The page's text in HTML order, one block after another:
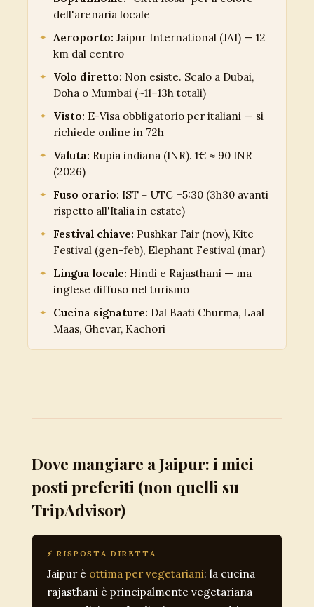
dell'arenaria locale
Aeroporto: Jaipur International (JAI) — 12
km dal centro
Volo diretto: Non esiste. Scalo a Dubai,
Doha o Mumbai (~11–13h totali)
Visto: E-Visa obbligatorio per italiani — si
richiede online in 72h
Valuta: Rupia indiana (INR). 1€ ≈ 90 INR
(2026)
Fuso orario: IST = UTC +5:30 (3h30 avanti
rispetto all'Italia in estate)
Festival chiave: Pushkar Fair (nov), Kite
Festival (gen-feb), Elephant Festival (mar)
Lingua locale: Hindi e Rajasthani — ma
inglese diffuso nel turismo
Cucina signature: Dal Baati Churma, Laal
Maas, Ghevar, Kachori
Dove mangiare a Jaipur: i miei
posti preferiti (non quelli su
TripAdvisor)
⚡ RISPOSTA DIRETTA
Jaipur è ottima per vegetariani: la cucina
rajasthani è principalmente vegetariana